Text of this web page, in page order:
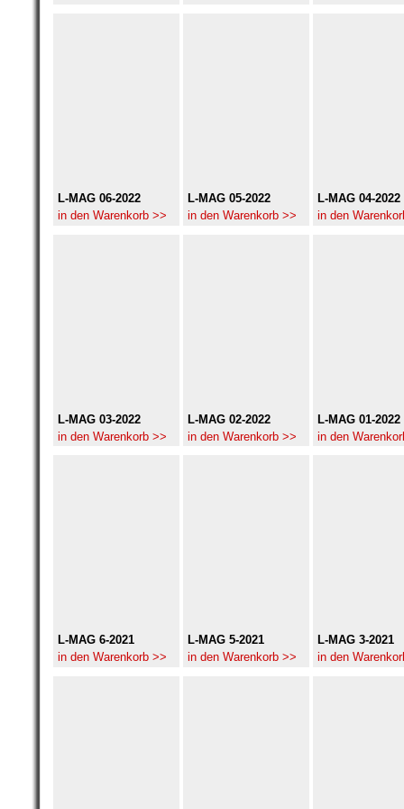
L-MAG 06-2022
in den Warenkorb >>
L-MAG 05-2022
in den Warenkorb >>
L-MAG 04-2022
in den
L-MAG 03-2022
in den Warenkorb >>
L-MAG 02-2022
in den Warenkorb >>
L-MAG 01-2022
in den
L-MAG 6-2021
in den Warenkorb >>
L-MAG 5-2021
in den Warenkorb >>
L-MAG 3-2021
in den